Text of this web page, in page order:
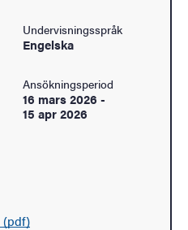
Undervisningsspråk
Engelska
Ansökningsperiod
16 mars 2026 -
15 apr 2026
(pdf)